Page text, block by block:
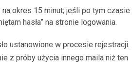
okres 15 minut; jeśli po tym czasie
hasła” na stronie logowania.
ustanowione w procesie rejestracji.
z próby użycia innego maila niż ten